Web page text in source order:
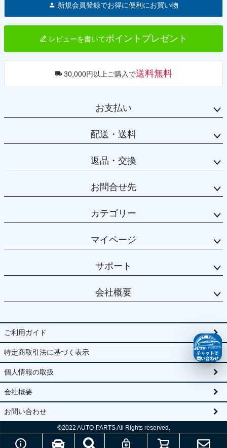
へ
新規会員登録でお得に便利にお買い物
レビューを書いてポイントプレゼント
30,000円以上ご購入で送料無料
お支払い
配送・送料
返品・交換
お問合せ先
カテゴリー
マイページ
サポート
会社概要
ご利用ガイド
特定商取引法に基づく表示
個人情報の取扱
会社概要
お問い合わせ
©2022 AUTO-PARTS All Rights reserved.